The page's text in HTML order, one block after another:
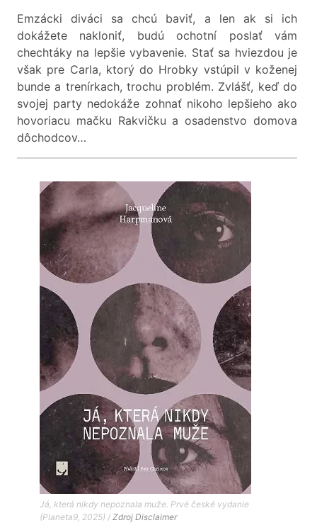
Emzácki diváci sa chcú baviť, a len ak si ich
dokážete nakloniť, budú ochotní poslať vám
chechtáky na lepšie vybavenie. Stať sa hviezdou je
však pre Carla, ktorý do Hrobky vstúpil v koženej
bunde a trenírkach, trochu problém. Zvlášť, keď do
svojej party nedokáže zohnať nikoho lepšieho ako
hovoriacu mačku Rakvičku a osadenstvo domova
dôchodcov…
Já, která nikdy nepoznala muže. Prvé české vydanie
(Planeta9, 2025) /Zdroj Disclaimer